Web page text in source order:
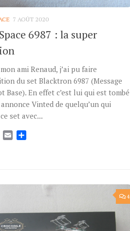
7 AOÛT 2020
6987 : la super
ami Renaud, j’ai pu faire
du set Blacktron 6987 (Message
Base). En effet c’est lui qui est tombé
Vinted de quelqu’un qui
set avec...
Twitter
Email
4